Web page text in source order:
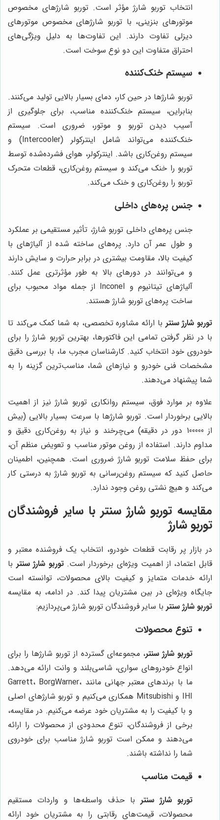
انتخاب توربو شارژ مؤثر است. توربو شارژهای مخصوص
موتورهای بنزینی، با توربو شارژهای مخصوص موتورهای
دیزلی تفاوت دارند. این تفاوت‌ها به دلیل ویژگی‌های
احتراق متفاوت این دو نوع سوخت است.
سیستم خنک‌کننده
توربو شارژها در حین کار، دمای بسیار بالایی تولید می‌کنند.
بنابراین، سیستم خنک‌کننده مناسب، برای جلوگیری از
آسیب دیدن توربو و موتور، ضروری است. سیستم
خنک‌کننده می‌تواند شامل اینترکولر (Intercooler) و
سیستم روغن‌کاری باشد. اینترکولر، هوای فشرده‌شده توسط
توربو را خنک می‌کند و سیستم روغن‌کاری، قطعات متحرک
توربو را روغن‌کاری و خنک می‌کند.
جنس پره‌های داخلی
جنس پره‌های داخلی توربو شارژ، تأثیر مستقیمی بر عملکرد
و طول عمر آن دارد. پره‌های ساخته شده از آلیاژهای با
کیفیت بالا، مقاومت بیشتری در برابر حرارت و سایش دارند
و می‌توانند در دورهای بالا به طور مؤثرتری عمل کنند.
آلیاژهای تیتانیوم و Inconel از جمله مواد محبوب برای
ساخت پره‌های توربو شارژ هستند.
توربو شارژ سنتر با ارائه مشاوره تخصصی، به شما کمک می‌کند تا
با در نظر گرفتن تمامی این فاکتورها، بهترین توربو شارژ را برای
خودروی خود انتخاب کنید. کارشناسان مجرب ما، با بررسی دقیق
مشخصات فنی خودرو و نیازهای شما، مناسب‌ترین گزینه را به
شما پیشنهاد می‌دهند.
علاوه بر موارد فوق، سیستم روانکاری توربو شارژ نیز از اهمیت
بالایی برخوردار است. توربو شارژها با سرعت بسیار بالایی (بیش
از 100000 دور در دقیقه) می‌چرخند و نیاز به روغن‌کاری دقیق و
مداوم دارند. استفاده از روغن موتور مناسب و تعویض منظم آن،
برای حفظ سلامت توربو شارژ ضروری است. همچنین، اطمینان
حاصل کنید که سیستم روغن‌رسانی به توربو شارژ به درستی کار
می‌کند و هیچ نشتی روغن وجود ندارد.
مقایسه توربو شارژ سنتر با سایر فروشندگان
توربو شارژ
در بازار پر رقابت قطعات خودرو، انتخاب یک فروشنده معتبر و
قابل اعتماد، از اهمیت ویژه‌ای برخوردار است.توربو شارژ سنتر با
ارائه خدمات متمایز و کیفیت بالای محصولات، توانسته است
جایگاه ویژه‌ای در بین مشتریان پیدا کند. در ادامه، به مقایسه
توربو شارژ سنتر با سایر فروشندگان توربو شارژ می‌پردازیم:
تنوع محصولات
توربو شارژ سنتر، مجموعه‌ای گسترده از توربو شارژها را برای
انواع خودروهای سواری، شاسی‌بلند و وانت ارائه می‌دهد.
ما با برندهای معتبر جهانی مانند Garrett، BorgWarner،
IHI و Mitsubishi همکاری می‌کنیم و توربو شارژهای اصلی
و با کیفیت را به مشتریان خود عرضه می‌کنیم. در مقایسه،
برخی از فروشندگان، تنوع محدودی از محصولات را ارائه
می‌دهند و ممکن است توربو شارژ مناسب برای خودروی
شما را نداشته باشند.
قیمت مناسب
توربو شارژ سنتر با حذف واسطه‌ها و واردات مستقیم
محصولات، قیمت‌های رقابتی را به مشتریان خود ارائه